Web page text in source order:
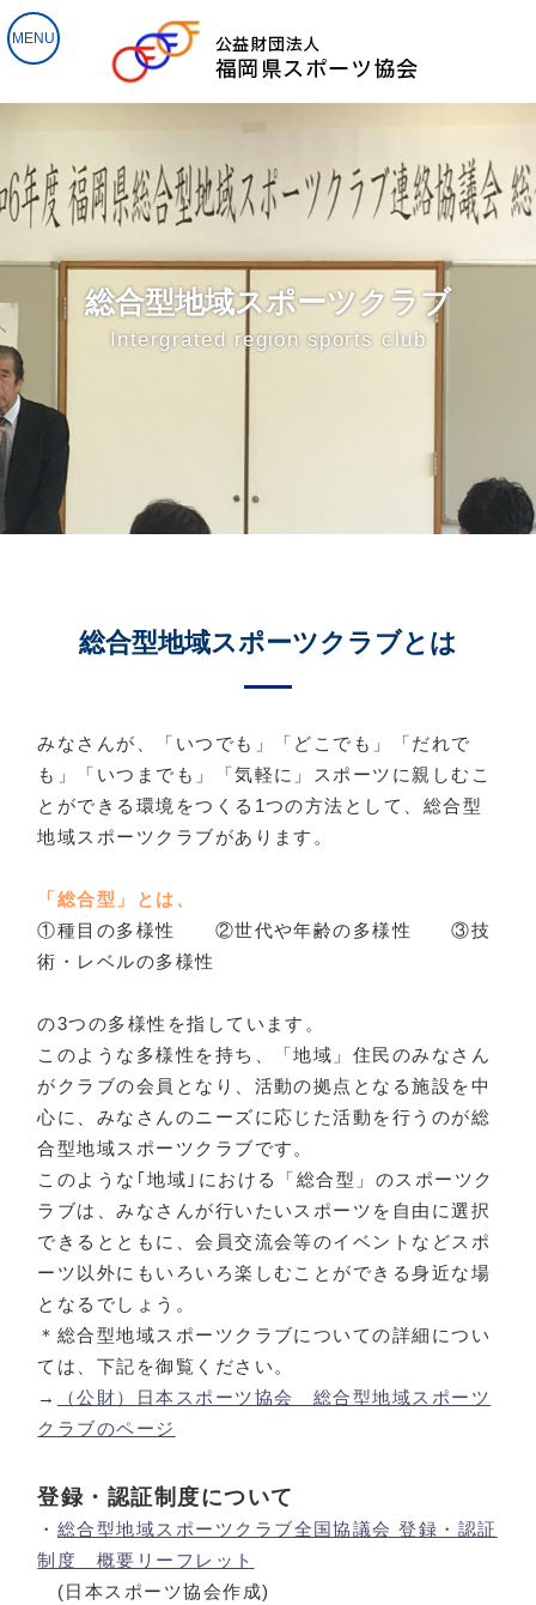
総合型地域スポーツクラブ
Intergrated region sports club
総合型地域スポーツクラブとは
みなさんが、「いつでも」「どこでも」「だれで
も」「いつまでも」「気軽に」スポーツに親しむこ
とができる環境をつくる1つの方法として、総合型
地域スポーツクラブがあります。
「総合型」とは、
①種目の多様性 ②世代や年齢の多様性 ③技
術・レベルの多様性
の3つの多様性を指しています。
このような多様性を持ち、「地域」住民のみなさん
がクラブの会員となり、活動の拠点となる施設を中
心に、みなさんのニーズに応じた活動を行うのが総
合型地域スポーツクラブです。
このような｢地域｣における「総合型」のスポーツク
ラブは、みなさんが行いたいスポーツを自由に選択
できるとともに、会員交流会等のイベントなどスポ
ーツ以外にもいろいろ楽しむことができる身近な場
となるでしょう。
＊総合型地域スポーツクラブについての詳細につい
ては、下記を御覧ください。
→
（公財）日本スポーツ協会 総合型地域スポーツ
クラブのページ
登録・認証制度について
・ 総合型地域スポーツクラブ全国協議会 登録・認証
制度 概要リーフレット
(日本スポーツ協会作成)